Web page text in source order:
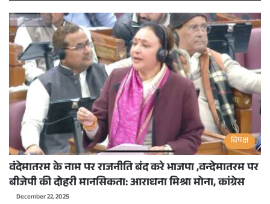
विपक्ष
वंदेमातरम के नाम पर राजनीति बंद करे भाजपा ,वन्देमातरम पर
बीजेपी की दोहरी मानसिकता: आराधना मिश्रा मोना, कांग्रेस
December 22, 2025